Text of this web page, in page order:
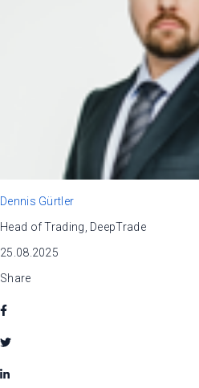
Dennis Gürtler
Head of Trading, DeepTrade
25.08.2025
Share